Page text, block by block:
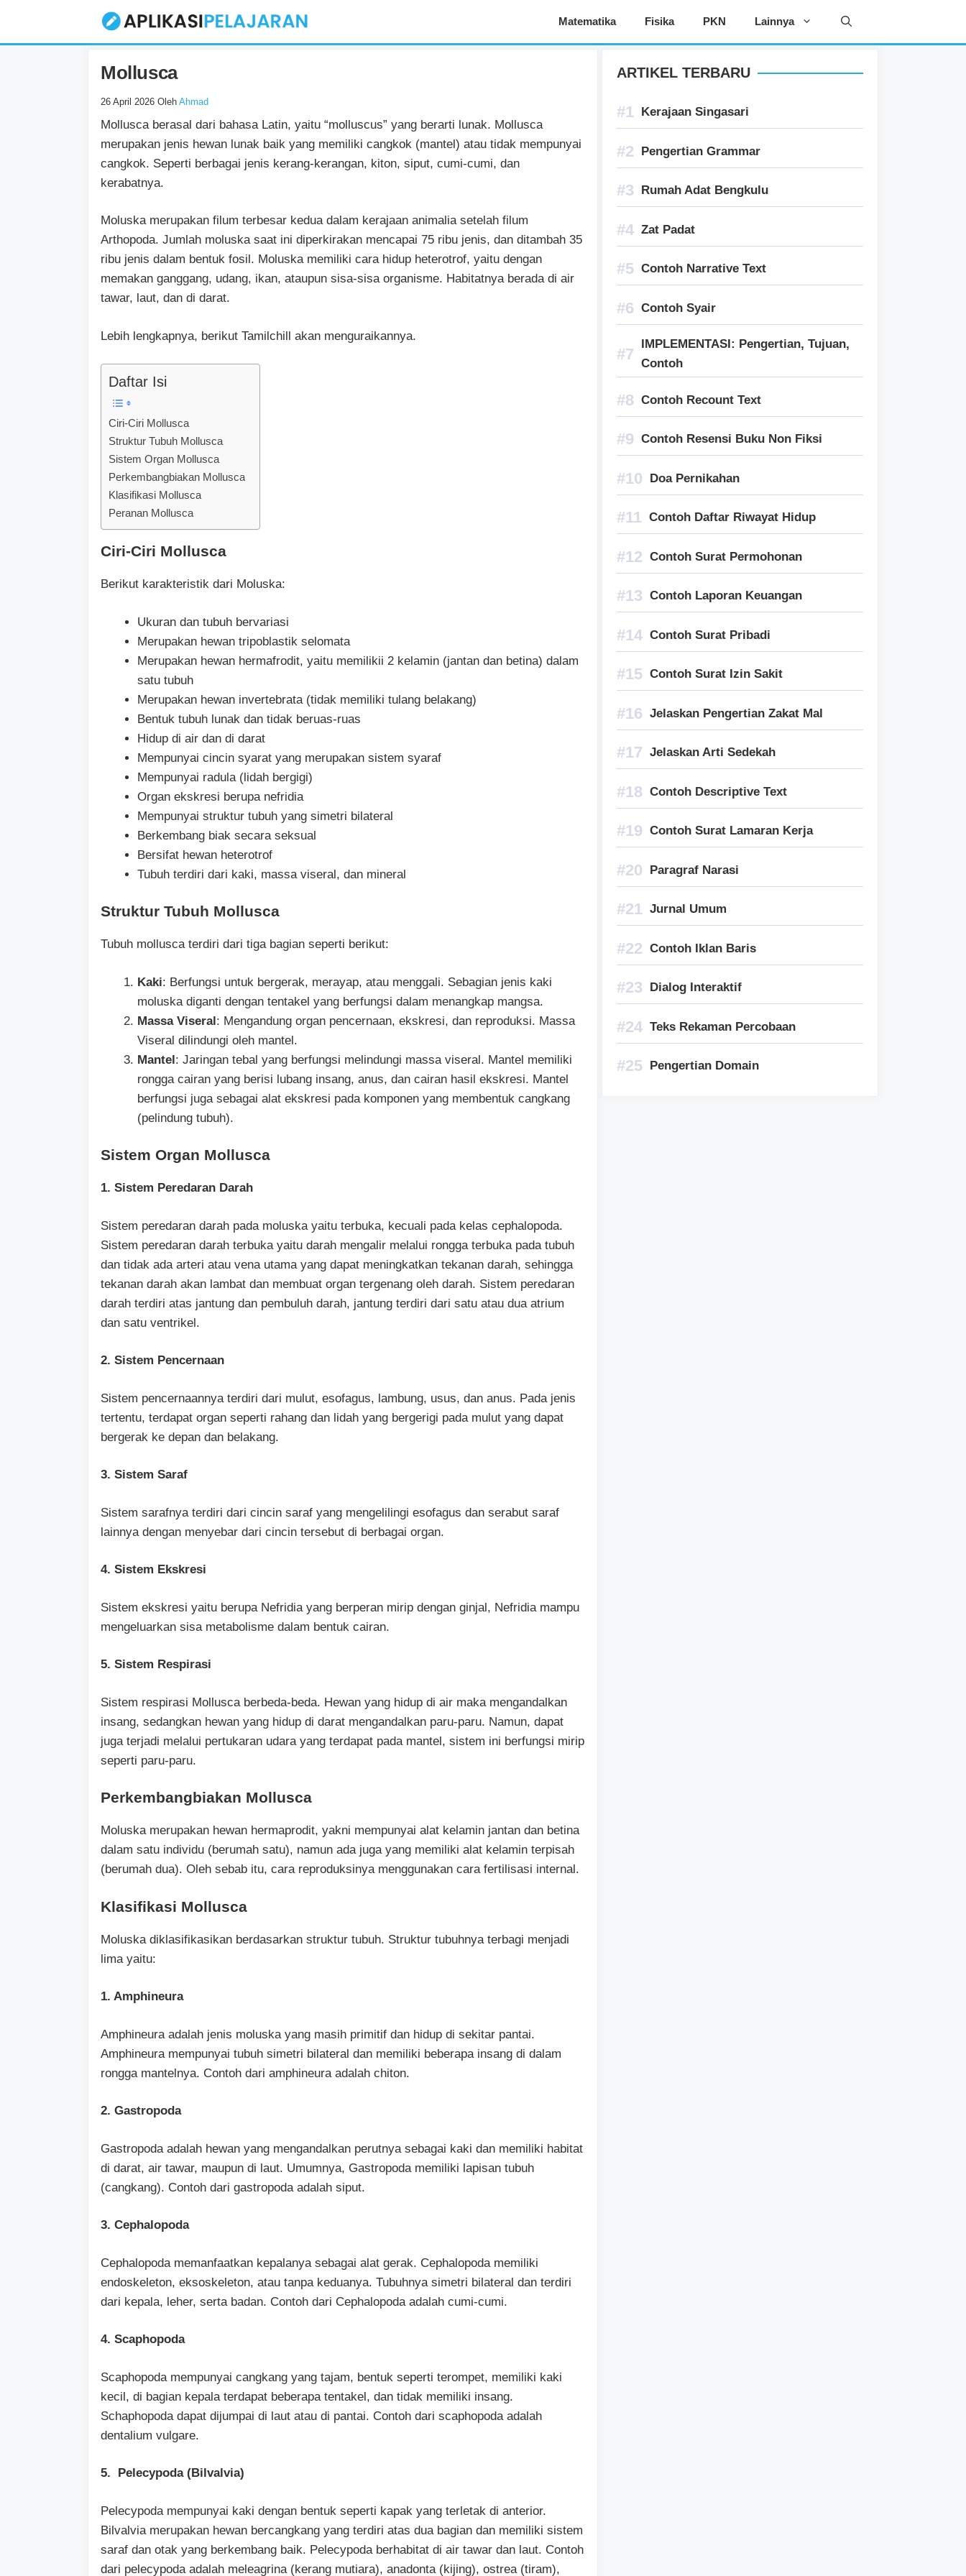
isi
Matematika Fisika PKN Lainnya
Mollusca
26 April 2026 Oleh Ahmad
Mollusca berasal dari bahasa Latin, yaitu “molluscus” yang berarti lunak. Mollusca
merupakan jenis hewan lunak baik yang memiliki cangkok (mantel) atau tidak mempunyai
cangkok. Seperti berbagai jenis kerang-kerangan, kiton, siput, cumi-cumi, dan
kerabatnya.
Moluska merupakan filum terbesar kedua dalam kerajaan animalia setelah filum
Arthopoda. Jumlah moluska saat ini diperkirakan mencapai 75 ribu jenis, dan ditambah 35
ribu jenis dalam bentuk fosil. Moluska memiliki cara hidup heterotrof, yaitu dengan
memakan ganggang, udang, ikan, ataupun sisa-sisa organisme. Habitatnya berada di air
tawar, laut, dan di darat.
Lebih lengkapnya, berikut Tamilchill akan menguraikannya.
Daftar Isi
Ciri-Ciri Mollusca
Struktur Tubuh Mollusca
Sistem Organ Mollusca
Perkembangbiakan Mollusca
Klasifikasi Mollusca
Peranan Mollusca
Ciri-Ciri Mollusca
Berikut karakteristik dari Moluska:
Ukuran dan tubuh bervariasi
Merupakan hewan tripoblastik selomata
Merupakan hewan hermafrodit, yaitu memilikii 2 kelamin (jantan dan betina) dalam
satu tubuh
Merupakan hewan invertebrata (tidak memiliki tulang belakang)
Bentuk tubuh lunak dan tidak beruas-ruas
Hidup di air dan di darat
Mempunyai cincin syarat yang merupakan sistem syaraf
Mempunyai radula (lidah bergigi)
Organ ekskresi berupa nefridia
Mempunyai struktur tubuh yang simetri bilateral
Berkembang biak secara seksual
Bersifat hewan heterotrof
Tubuh terdiri dari kaki, massa viseral, dan mineral
Struktur Tubuh Mollusca
Tubuh mollusca terdiri dari tiga bagian seperti berikut:
Kaki: Berfungsi untuk bergerak, merayap, atau menggali. Sebagian jenis kaki
moluska diganti dengan tentakel yang berfungsi dalam menangkap mangsa.
Massa Viseral: Mengandung organ pencernaan, ekskresi, dan reproduksi. Massa
Viseral dilindungi oleh mantel.
Mantel: Jaringan tebal yang berfungsi melindungi massa viseral. Mantel memiliki
rongga cairan yang berisi lubang insang, anus, dan cairan hasil ekskresi. Mantel
berfungsi juga sebagai alat ekskresi pada komponen yang membentuk cangkang
(pelindung tubuh).
Sistem Organ Mollusca
1. Sistem Peredaran Darah
Sistem peredaran darah pada moluska yaitu terbuka, kecuali pada kelas cephalopoda.
Sistem peredaran darah terbuka yaitu darah mengalir melalui rongga terbuka pada tubuh
dan tidak ada arteri atau vena utama yang dapat meningkatkan tekanan darah, sehingga
tekanan darah akan lambat dan membuat organ tergenang oleh darah. Sistem peredaran
darah terdiri atas jantung dan pembuluh darah, jantung terdiri dari satu atau dua atrium
dan satu ventrikel.
2. Sistem Pencernaan
Sistem pencernaannya terdiri dari mulut, esofagus, lambung, usus, dan anus. Pada jenis
tertentu, terdapat organ seperti rahang dan lidah yang bergerigi pada mulut yang dapat
bergerak ke depan dan belakang.
3. Sistem Saraf
Sistem sarafnya terdiri dari cincin saraf yang mengelilingi esofagus dan serabut saraf
lainnya dengan menyebar dari cincin tersebut di berbagai organ.
4. Sistem Ekskresi
Sistem ekskresi yaitu berupa Nefridia yang berperan mirip dengan ginjal, Nefridia mampu
mengeluarkan sisa metabolisme dalam bentuk cairan.
5. Sistem Respirasi
Sistem respirasi Mollusca berbeda-beda. Hewan yang hidup di air maka mengandalkan
insang, sedangkan hewan yang hidup di darat mengandalkan paru-paru. Namun, dapat
juga terjadi melalui pertukaran udara yang terdapat pada mantel, sistem ini berfungsi mirip
seperti paru-paru.
Perkembangbiakan Mollusca
Moluska merupakan hewan hermaprodit, yakni mempunyai alat kelamin jantan dan betina
dalam satu individu (berumah satu), namun ada juga yang memiliki alat kelamin terpisah
(berumah dua). Oleh sebab itu, cara reproduksinya menggunakan cara fertilisasi internal.
Klasifikasi Mollusca
Moluska diklasifikasikan berdasarkan struktur tubuh. Struktur tubuhnya terbagi menjadi
lima yaitu:
1. Amphineura
Amphineura adalah jenis moluska yang masih primitif dan hidup di sekitar pantai.
Amphineura mempunyai tubuh simetri bilateral dan memiliki beberapa insang di dalam
rongga mantelnya. Contoh dari amphineura adalah chiton.
2. Gastropoda
Gastropoda adalah hewan yang mengandalkan perutnya sebagai kaki dan memiliki habitat
di darat, air tawar, maupun di laut. Umumnya, Gastropoda memiliki lapisan tubuh
(cangkang). Contoh dari gastropoda adalah siput.
3. Cephalopoda
Cephalopoda memanfaatkan kepalanya sebagai alat gerak. Cephalopoda memiliki
endoskeleton, eksoskeleton, atau tanpa keduanya. Tubuhnya simetri bilateral dan terdiri
dari kepala, leher, serta badan. Contoh dari Cephalopoda adalah cumi-cumi.
4. Scaphopoda
Scaphopoda mempunyai cangkang yang tajam, bentuk seperti terompet, memiliki kaki
kecil, di bagian kepala terdapat beberapa tentakel, dan tidak memiliki insang.
Schaphopoda dapat dijumpai di laut atau di pantai. Contoh dari scaphopoda adalah
dentalium vulgare.
5. Pelecypoda (Bilvalvia)
Pelecypoda mempunyai kaki dengan bentuk seperti kapak yang terletak di anterior.
Bilvalvia merupakan hewan bercangkang yang terdiri atas dua bagian dan memiliki sistem
saraf dan otak yang berkembang baik. Pelecypoda berhabitat di air tawar dan laut. Contoh
dari pelecypoda adalah meleagrina (kerang mutiara), anadonta (kijing), ostrea (tiram),
ARTIKEL TERBARU
Kerajaan Singasari
Pengertian Grammar
Rumah Adat Bengkulu
Zat Padat
Contoh Narrative Text
Contoh Syair
IMPLEMENTASI: Pengertian, Tujuan,
Contoh
Contoh Recount Text
Contoh Resensi Buku Non Fiksi
Doa Pernikahan
Contoh Daftar Riwayat Hidup
Contoh Surat Permohonan
Contoh Laporan Keuangan
Contoh Surat Pribadi
Contoh Surat Izin Sakit
Jelaskan Pengertian Zakat Mal
Jelaskan Arti Sedekah
Contoh Descriptive Text
Contoh Surat Lamaran Kerja
Paragraf Narasi
Jurnal Umum
Contoh Iklan Baris
Dialog Interaktif
Teks Rekaman Percobaan
Pengertian Domain